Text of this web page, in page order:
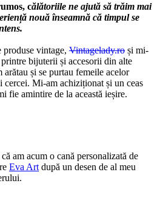
călătoriile ne ajută să trăim mai
nouă înseamnă că timpul se
vintage, Vintagelady.ro și mi-
bijuterii și accesorii din alte
și se purtau femeile acelor
cercei. Mi-am achiziționat și un ceas
fie amintire de la această ieșire.
am acum o cană personalizată de
Eva Artdupă un desen de al meu